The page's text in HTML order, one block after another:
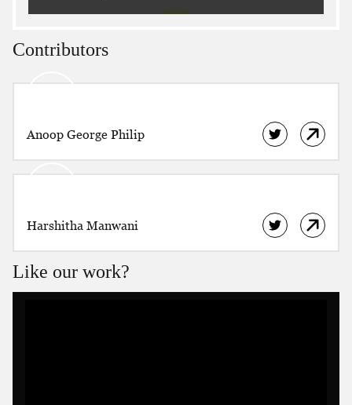
previously worked in editorial positions at
Business Standard
besides advising several media and non-profit
organisations in pro-bono capacity.
Like our work?
Contributors
Anoop George Philip
Harshitha Manwani